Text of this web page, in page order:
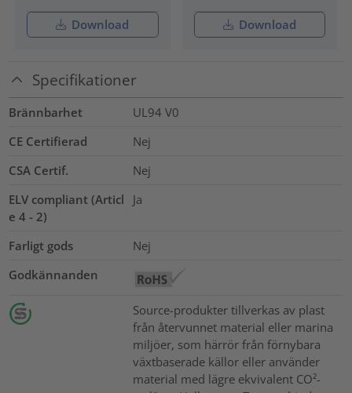
Download Download
Specifikationer
Brännbarhet
UL94 V0
CE Certifierad
Nej
CSA Certif.
Nej
ELV compliant (Articl
e 4 - 2)
Ja
Farligt gods
Nej
Godkännanden
Source-produkter tillverkas av plast
från återvunnet material eller marina
miljöer, som härrör från förnybara
växtbaserade källor eller använder
material med lägre ekvivalent CO²-